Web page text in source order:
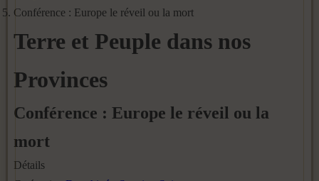
Conférence : Europe le réveil ou la mort
Terre et Peuple dans nos
Provinces
Conférence : Europe le réveil ou la
mort
Détails